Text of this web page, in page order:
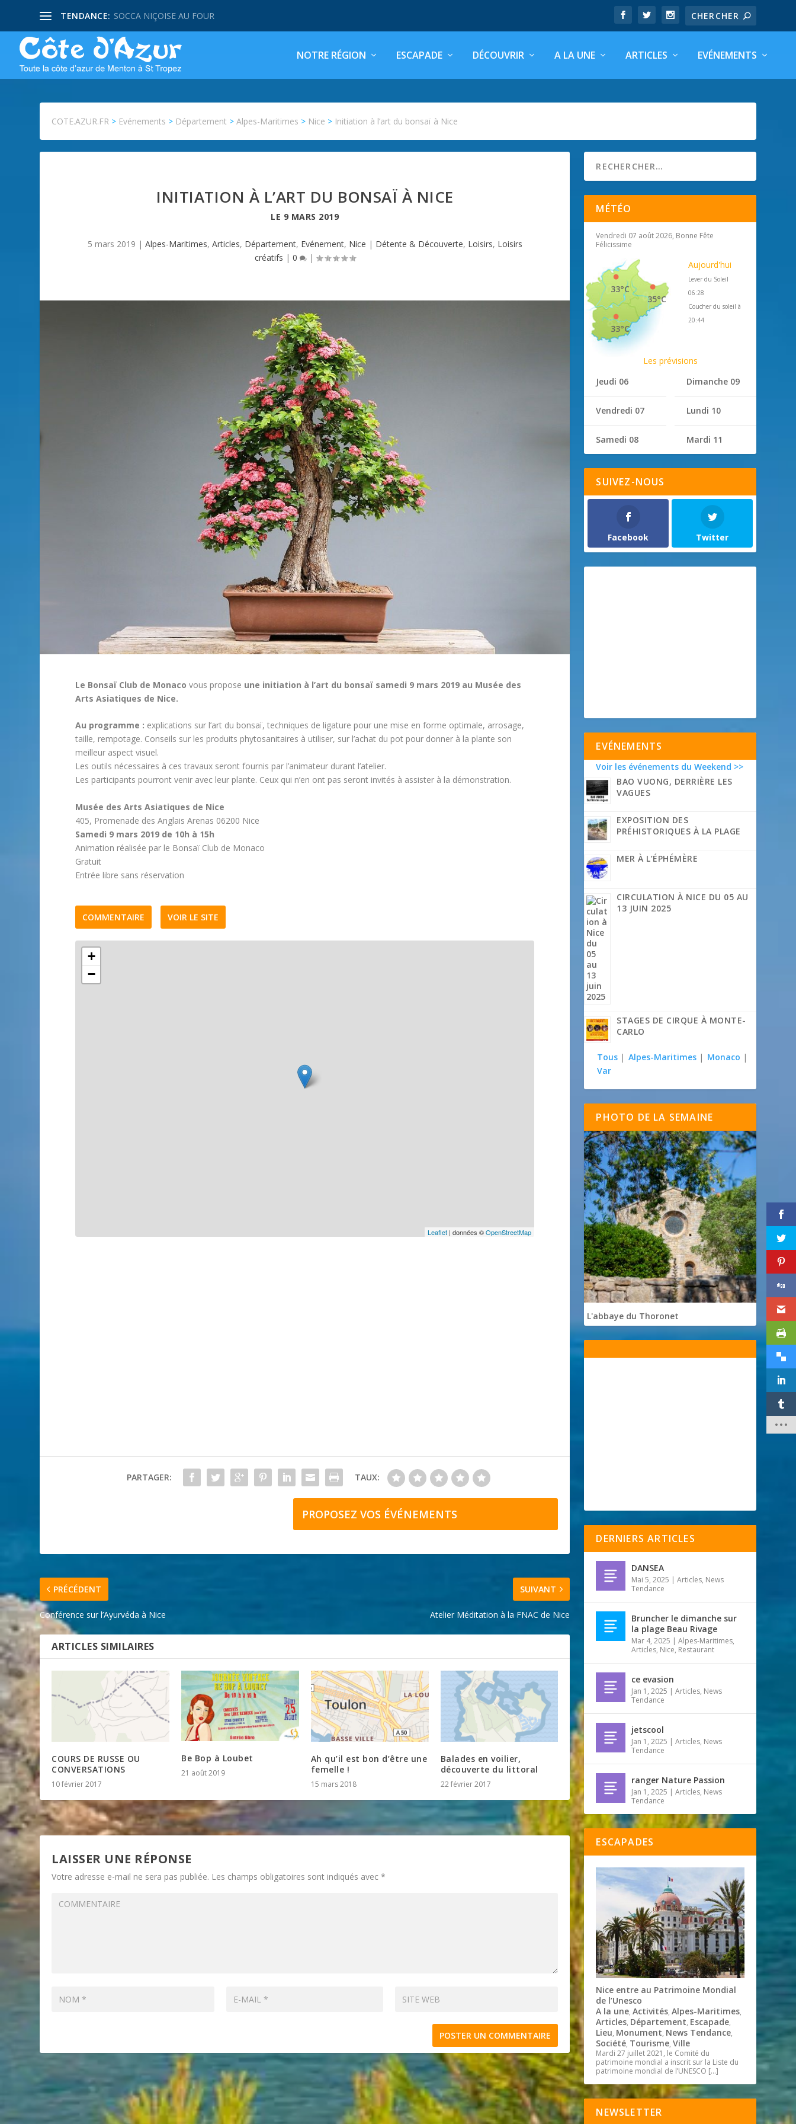
TENDANCE: SOCCA NIÇOISE AU FOUR
NOTRE RÉGION ESCAPADE DÉCOUVRIR A LA UNE ARTICLES EVÉNEMENTS
COTE.AZUR.FR > Evénements > Département >Alpes-Maritimes > Nice > Initiation à l’art du bonsaï à Nice
INITIATION À L’ART DU BONSAÏ À NICE
LE 9 MARS 2019
5 mars 2019 | Alpes-Maritimes, Articles, Département, Evénement, Nice | Détente & Découverte, Loisirs, Loisirs
créatifs | 0 |
Le Bonsaï Club de Monaco vous propose une initiation à l’art du bonsaï samedi 9 mars 2019 au Musée des
Arts Asiatiques de Nice.
Au programme : explications sur l’art du bonsaï, techniques de ligature pour une mise en forme optimale, arrosage,
taille, rempotage. Conseils sur les produits phytosanitaires à utiliser, sur l’achat du pot pour donner à la plante son
meilleur aspect visuel.
Les outils nécessaires à ces travaux seront fournis par l’animateur durant l’atelier.
Les participants pourront venir avec leur plante. Ceux qui n’en ont pas seront invités à assister à la démonstration.
Musée des Arts Asiatiques de Nice
405, Promenade des Anglais Arenas 06200 Nice
Samedi 9 mars 2019 de 10h à 15h
Animation réalisée par le Bonsaï Club de Monaco
Gratuit
Entrée libre sans réservation
COMMENTAIRE VOIR LE SITE
+
−
Leaflet | données ©OpenStreetMap
PARTAGER: TAUX:
PROPOSEZ VOS ÉVÉNEMENTS
PRÉCÉDENT
Conférence sur l’Ayurvéda à Nice
SUIVANT
Atelier Méditation à la FNAC de Nice
ARTICLES SIMILAIRES
COURS DE RUSSE OU
CONVERSATIONS
10 février 2017
Be Bop à Loubet
21 août 2019
Ah qu’il est bon d’être une
femelle !
15 mars 2018
Balades en voilier,
découverte du littoral
22 février 2017
LAISSER UNE RÉPONSE
Votre adresse e-mail ne sera pas publiée. Les champs obligatoires sont indiqués avec*
MÉTÉO
Vendredi 07 août 2026, Bonne Fête
Félicissime
35°C
33°C
33°C
Aujourd'hui
Lever du Soleil
06:28
Coucher du soleil à
20:44
Les prévisions
Jeudi 06
Vendredi 07
Samedi 08
Dimanche 09
Lundi 10
Mardi 11
SUIVEZ-NOUS
Facebook Twitter
EVÉNEMENTS
Voir les événements du Weekend >>
BAO VUONG, DERRIÈRE LES
VAGUES
EXPOSITION DES
PRÉHISTORIQUES À LA PLAGE
MER À L’ÉPHÉMÈRE
CIRCULATION À NICE DU 05 AU
13 JUIN 2025
STAGES DE CIRQUE À MONTE-
CARLO
Tous | Alpes-Maritimes | Monaco |
Var
PHOTO DE LA SEMAINE
L'abbaye du Thoronet
DERNIERS ARTICLES
DANSEA
Mai 5, 2025 |Articles, News
Tendance
Bruncher le dimanche sur
la plage Beau Rivage
Mar 4, 2025 |Alpes-Maritimes,
Articles, Nice, Restaurant
ce evasion
Jan 1, 2025 |Articles, News
Tendance
jetscool
Jan 1, 2025 |Articles, News
Tendance
ranger Nature Passion
Jan 1, 2025 |Articles, News
Tendance
ESCAPADES
Nice entre au Patrimoine Mondial
de l’Unesco
A la une,Activités,Alpes-Maritimes,
Articles, Département, Escapade,
Lieu, Monument, News Tendance,
Société, Tourisme,Ville
Mardi 27 juillet 2021, le Comité du
patrimoine mondial a inscrit sur la Liste du
patrimoine mondial de l’UNESCO […]
NEWSLETTER